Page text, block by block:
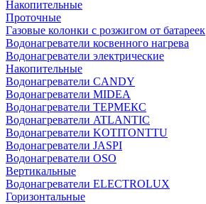
Накопительные
Проточные
Газовые колонки с розжигом от батареек
Водонагреватели косвенного нагрева
Водонагреватели электрические
Накопительные
Водонагреватели CANDY
Водонагреватели MIDEA
Водонагреватели ТЕРМЕКС
Водонагреватели ATLANTIC
Водонагреватели KOTITONTTU
Водонагреватели JASPI
Водонагреватели OSO
Вертикальные
Водонагреватели ELECTROLUX
Горизонтальные